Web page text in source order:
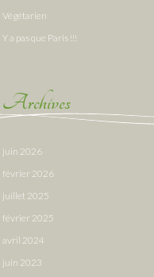
Végétarien
Y a pas que Paris !!!
Archives
juin 2026
février 2026
juillet 2025
février 2025
avril 2024
juin 2023